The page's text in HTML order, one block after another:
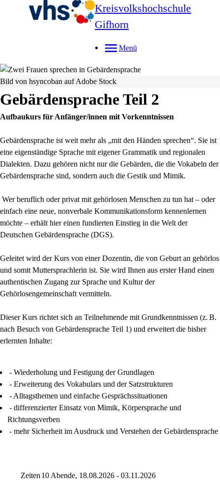
Kreisvolkshochschule
Gifhorn
Menü
Bild von hsyncoban auf Adobe Stock
Gebärdensprache Teil 2
Aufbaukurs für Anfänger/innen mit Vorkenntnissen
Gebärdensprache ist weit mehr als „mit den Händen sprechen“. Sie ist
eine eigenständige Sprache mit eigener Grammatik und regionalen
Dialekten. Dazu gehören nicht nur die Gebärden, die die Vokabeln der
Gebärdensprache sind, sondern auch die Gestik und Mimik.
Wer beruflich oder privat mit gehörlosen Menschen zu tun hat – oder
einfach eine neue, nonverbale Kommunikationsform kennenlernen
möchte – erhält hier einen fundierten Einstieg in die Welt der
Deutschen Gebärdensprache (DGS).
Geleitet wird der Kurs von einer Dozentin, die von Geburt an gehörlos
und somit Muttersprachlerin ist. Sie wird Ihnen aus erster Hand einen
authentischen Zugang zur Sprache und Kultur der
Gehörlosengemeinschaft vermitteln.
Dieser Kurs richtet sich an Teilnehmende mit Grundkenntnissen (z. B.
nach Besuch von Gebärdensprache Teil 1) und erweitert die bisher
erlernten Inhalte:
- Wiederholung und Festigung der Grundlagen
- Erweiterung des Vokabulars und der Satzstrukturen
- Alltagsthemen und einfache Gesprächssituationen
- differenzierter Einsatz von Mimik, Körpersprache und
Richtungsverben
- mehr Sicherheit im Ausdruck und Verstehen der Gebärdensprache
Zeiten 10 Abende, 18.08.2026 - 03.11.2026